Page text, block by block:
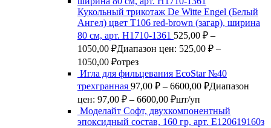
Кукольный трикотаж De Witte Engel (Белый
Ангел) цвет Т106 red-brown (загар), ширина
80 см, арт. Н1710-1361 525,00 ₽ –
1050,00 ₽Диапазон цен: 525,00 ₽ –
1050,00 ₽отрез
Игла для фильцевания EcoStar №40
трехгранная 97,00 ₽ – 6600,00 ₽Диапазон
цен: 97,00 ₽ – 6600,00 ₽шт/уп
Моделайт Софт, двухкомпонентный
эпоксидный состав, 160 гр, арт. Е120619160з